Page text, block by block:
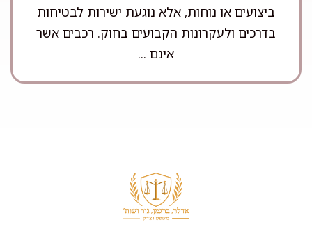
ביצועים או נוחות, אלא נוגעת ישירות לבטיחות
בדרכים ולעקרונות הקבועים בחוק. רכבים אשר
אינם ...